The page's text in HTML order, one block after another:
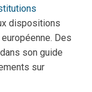
dispositions
Des
son guide
sur